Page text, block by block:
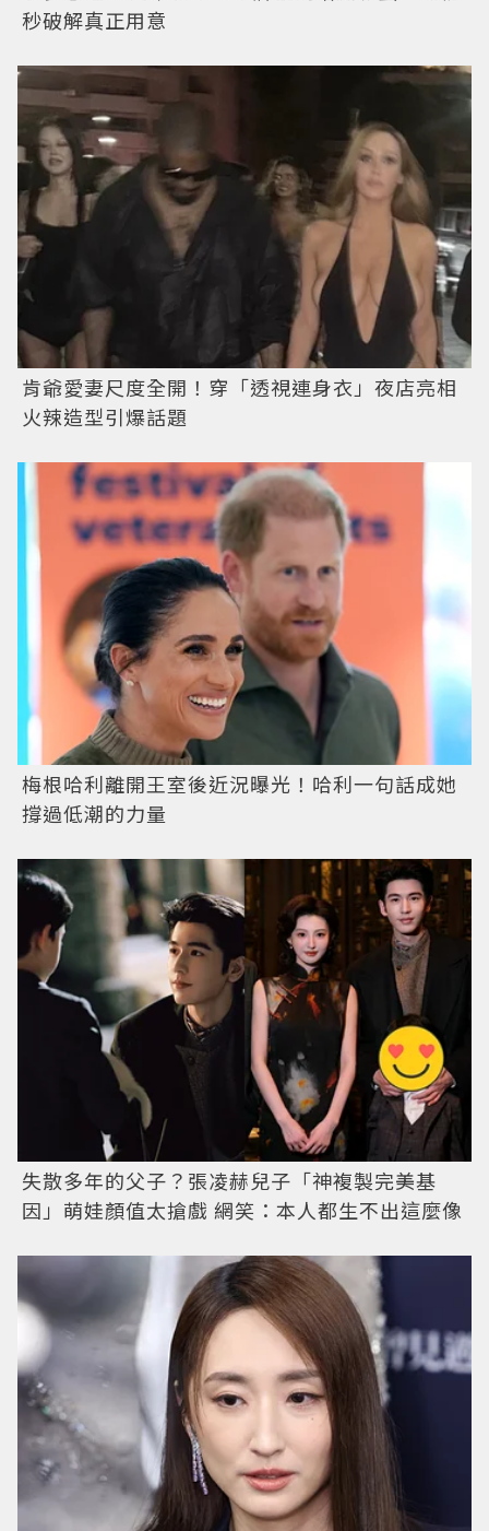
秒破解真正用意
肯爺愛妻尺度全開！穿「透視連身衣」夜店亮相
火辣造型引爆話題
梅根哈利離開王室後近況曝光！哈利一句話成她
撐過低潮的力量
失散多年的父子？張凌赫兒子「神複製完美基
因」萌娃顏值太搶戲 網笑：本人都生不出這麼像